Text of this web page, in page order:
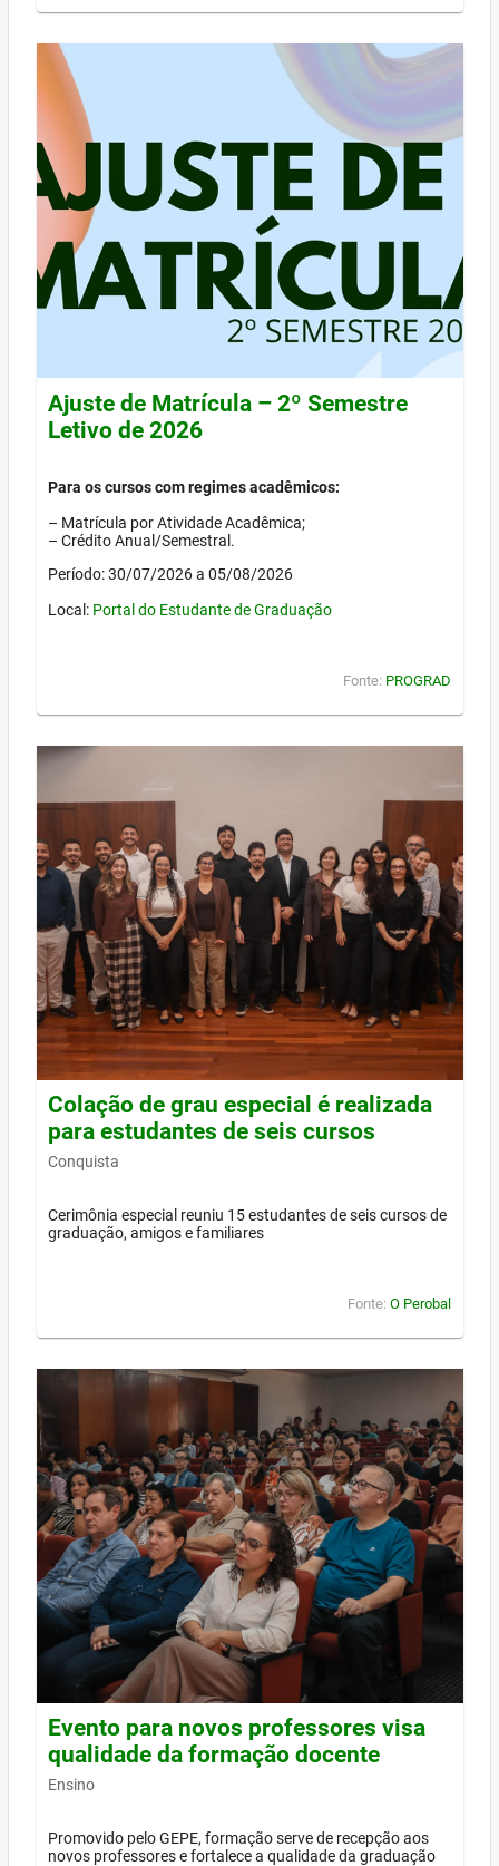
Ajuste de Matrícula – 2º Semestre
Letivo de 2026
Para os cursos com regimes acadêmicos:
– Matrícula por Atividade Acadêmica;
– Crédito Anual/Semestral.
Período: 30/07/2026 a 05/08/2026
Local: Portal do Estudante de Graduação
Fonte: PROGRAD
Colação de grau especial é realizada
para estudantes de seis cursos
Conquista
Cerimônia especial reuniu 15 estudantes de seis cursos de
graduação, amigos e familiares
Fonte: O Perobal
Evento para novos professores visa
qualidade da formação docente
Ensino
Promovido pelo GEPE, formação serve de recepção aos
novos professores e fortalece a qualidade da graduação